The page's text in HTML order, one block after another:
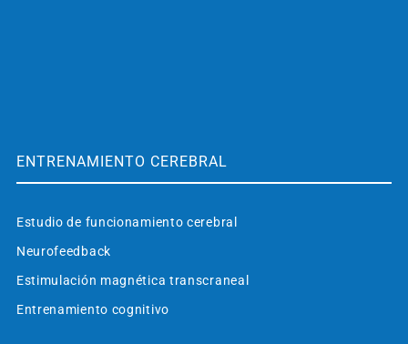
ENTRENAMIENTO CEREBRAL
Estudio de funcionamiento cerebral
Neurofeedback
Estimulación magnética transcraneal
Entrenamiento cognitivo